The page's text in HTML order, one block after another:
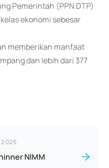
Pemerintah (PPN DTP)
ekonomi sebesar
memberikan manfaat
dan lebih dari 377
2025
NIMM